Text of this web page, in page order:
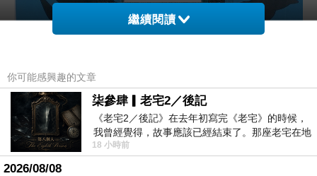
繼續閱讀
你可能感興趣的文章
柒參肆▎老宅2／後記
《老宅2／後記》在去年初寫完《老宅》的時候，
我曾經覺得，故事應該已經結束了。那座老宅在地
震中倒塌，七個人終於離開那片黑暗，
18 小時前
2026/08/08